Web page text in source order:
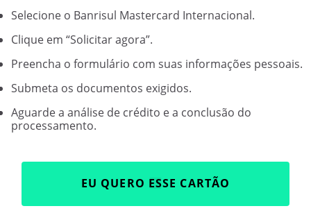
Selecione o Banrisul Mastercard Internacional.
Clique em “Solicitar agora”.
Preencha o formulário com suas informações pessoais.
Submeta os documentos exigidos.
Aguarde a análise de crédito e a conclusão do
processamento.
EU QUERO ESSE CARTÃO